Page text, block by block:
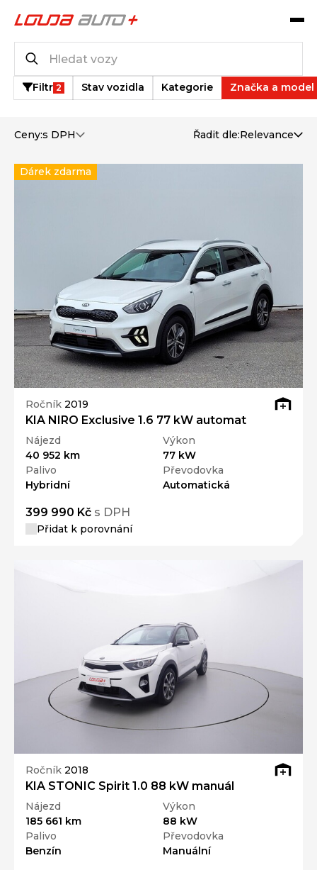
Filtr 2 Stav vozidla Kategorie Značka a model
Ceny:s DPH Řadit dle:Relevance
Ročník 2019
KIA NIRO Exclusive 1.6 77 kW automat
Nájezd
40 952 km
Výkon
77 kW
Palivo
Hybridní
Převodovka
Automatická
399 990 Kč s DPH
Přidat k porovnání
Dárek zdarma
Ročník 2018
KIA STONIC Spirit 1.0 88 kW manuál
Nájezd
185 661 km
Výkon
88 kW
Palivo
Benzín
Převodovka
Manuální